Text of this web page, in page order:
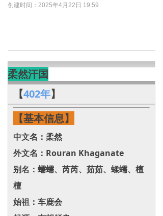
创建时间： 2025年4月22日 19:59
柔然汗国
【402年】
【基本信息】
中文名：柔然
外文名：Rouran Khaganate
别名：蠕蠕、芮芮、茹茹、蝚蠕、檀
檀
始祖：车鹿会